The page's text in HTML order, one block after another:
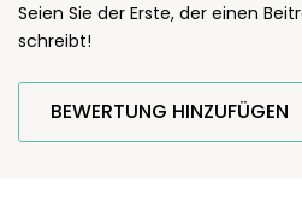
Seien Sie der Erste, der einen
schreibt!
BEWERTUNG HINZUFÜGEN